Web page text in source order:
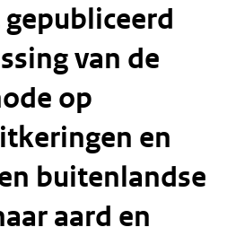
van de
op
en
buitenlandse
aard en